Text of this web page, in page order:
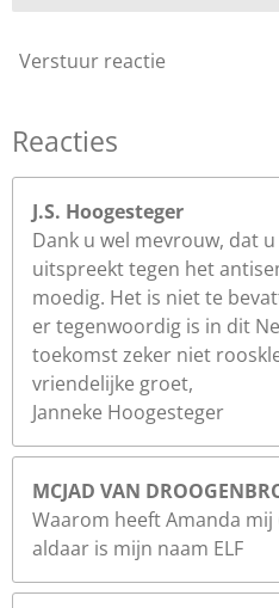
Verstuur reactie
Reacties
J.S. Hoogesteger
Dank u wel mevrouw, dat
uitspreekt tegen het
moedig. Het is niet te
er tegenwoordig is in dit
toekomst zeker niet
vriendelijke groet,
Janneke Hoogesteger
MCJAD VAN
Waarom heeft Amanda mij
aldaar is mijn naam ELF